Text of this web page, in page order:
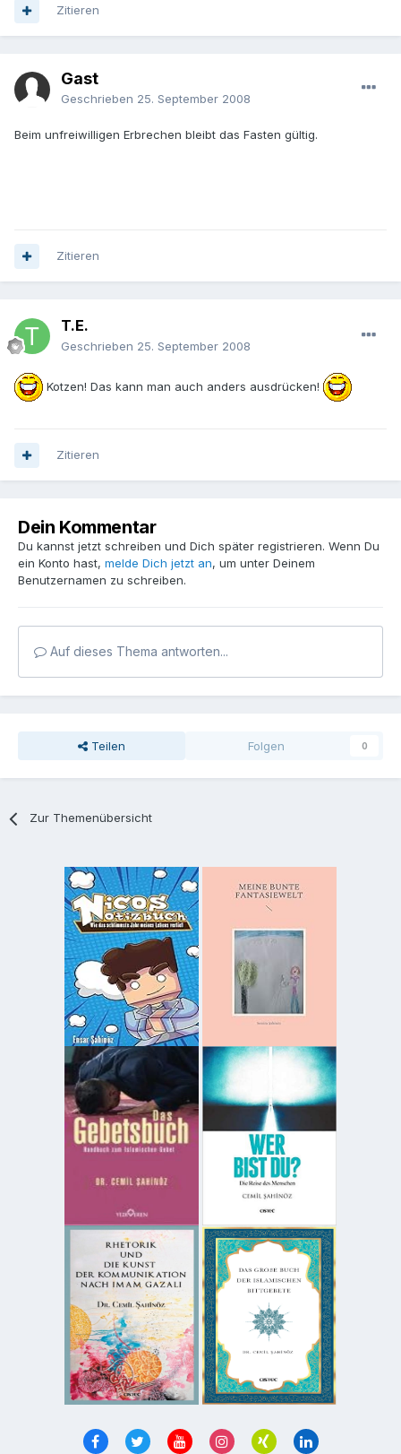
Zitieren
Gast
Geschrieben 25. September 2008
Beim unfreiwilligen Erbrechen bleibt das Fasten gültig.
Zitieren
T.E.
Geschrieben 25. September 2008
Kotzen! Das kann man auch anders ausdrücken!
Zitieren
Dein Kommentar
Du kannst jetzt schreiben und Dich später registrieren. Wenn Du
ein Konto hast, melde Dich jetzt an, um unter Deinem
Benutzernamen zu schreiben.
Auf dieses Thema antworten...
Teilen Folgen 0
Zur Themenübersicht